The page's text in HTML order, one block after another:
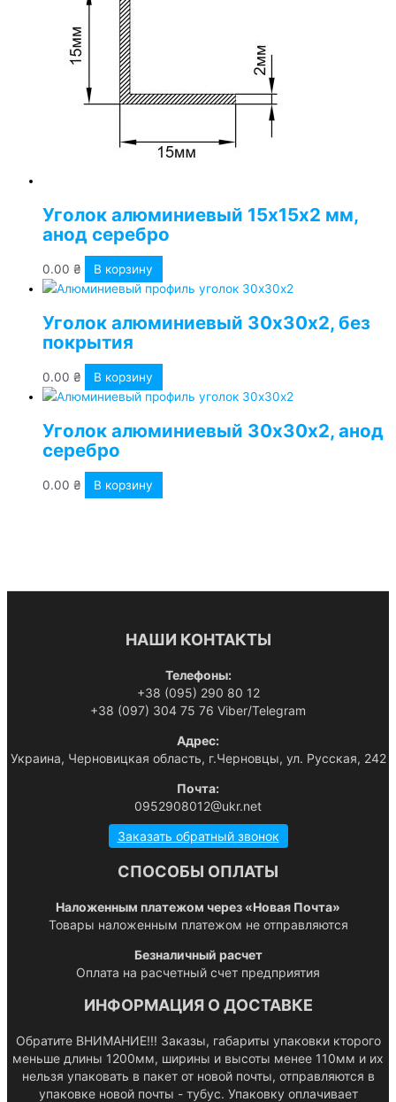
Уголок алюминиевый 15х15х2 мм,
анод серебро
0.00 ₴ В корзину
Уголок алюминиевый 30х30х2, без
покрытия
0.00 ₴ В корзину
Уголок алюминиевый 30х30х2, анод
серебро
0.00 ₴ В корзину
НАШИ КОНТАКТЫ
Телефоны:
+38 (095) 290 80 12
+38 (097) 304 75 76 Viber/Telegram
Адрес:
Украина, Черновицкая область, г.Черновцы, ул. Русская, 242
Почта:
0952908012@ukr.net
Заказать обратный звонок
СПОСОБЫ ОПЛАТЫ
Наложенным платежом через «Новая Почта»
Товары наложенным платежом не отправляются
Безналичный расчет
Оплата на расчетный счет предприятия
ИНФОРМАЦИЯ О ДОСТАВКЕ
Обратите ВНИМАНИЕ!!! Заказы, габариты упаковки кторого
меньше длины 1200мм, ширины и высоты менее 110мм и их
нельзя упаковать в пакет от новой почты, отправляются в
упаковке новой почты - тубус. Упаковку оплачивает